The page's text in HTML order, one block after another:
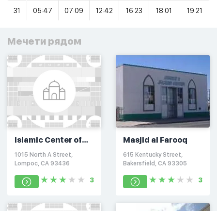
31 05:47 07:09 12:42 16:23 18:01 19:21
Мечети рядом
Islamic Center of
Lompoc
1015 North A Street,
Lompoc, CA 93436
3
Masjid al Farooq
615 Kentucky Street,
Bakersfield, CA 93305
3